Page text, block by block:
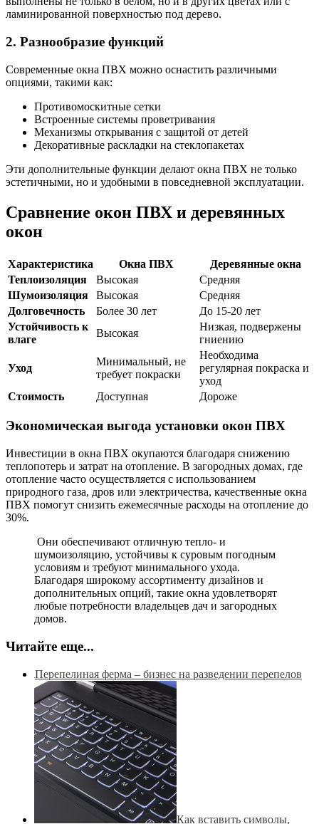
ламинированной поверхностью под дерево.
2. Разнообразие функций
Современные окна ПВХ можно оснастить различными
опциями, такими как:
Противомоскитные сетки
Встроенные системы проветривания
Механизмы открывания с защитой от детей
Декоративные раскладки на стеклопакетах
Эти дополнительные функции делают окна ПВХ не только
эстетичными, но и удобными в повседневной эксплуатации.
Сравнение окон ПВХ и деревянных
окон
Характеристика Окна ПВХ
Деревянные окна
Теплоизоляция
Высокая
Средняя
Шумоизоляция
Высокая
Средняя
Долговечность
Более 30 лет
До 15-20 лет
Устойчивость к
влаге
Высокая
Низкая, подвержены
гниению
Уход
Минимальный, не
требует покраски
Необходима
регулярная покраска и
уход
Стоимость
Доступная Дороже
Экономическая выгода установки окон ПВХ
Инвестиции в окна ПВХ окупаются благодаря снижению
теплопотерь и затрат на отопление. В загородных домах, где
отопление часто осуществляется с использованием
природного газа, дров или электричества, качественные окна
ПВХ помогут снизить ежемесячные расходы на отопление до
30%.
Они обеспечивают отличную тепло- и
шумоизоляцию, устойчивы к суровым погодным
условиям и требуют минимального ухода.
Благодаря широкому ассортименту дизайнов и
дополнительных опций, такие окна удовлетворят
любые потребности владельцев дач и загородных
домов.
Читайте еще...
Перепелиная ферма – бизнес на разведении перепелов
Как вставить символы,